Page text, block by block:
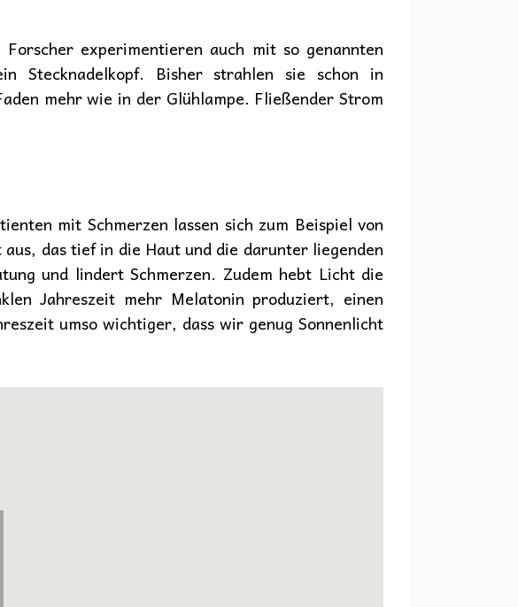
experimentieren auch mit so genannten
Stecknadelkopf. Bisher strahlen sie schon in
mehr wie in der Glühlampe. Fließender Strom
mit Schmerzen lassen sich zum Beispiel von
das tief in die Haut und die darunter liegenden
und lindert Schmerzen. Zudem hebt Licht die
Jahreszeit mehr Melatonin produziert, einen
umso wichtiger, dass wir genug Sonnenlicht